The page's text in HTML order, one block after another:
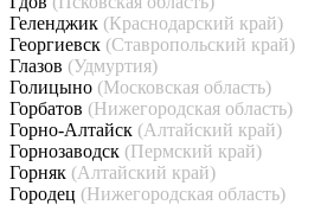
Геленджик (Краснодарский край)
Георгиевск (Ставропольский край)
Глазов (Удмуртия)
Голицыно (Московская область)
Горбатов (Нижегородская область)
Горно-Алтайск (Алтайский край)
Горнозаводск (Пермский край)
Горняк (Алтайский край)
Городец (Нижегородская область)